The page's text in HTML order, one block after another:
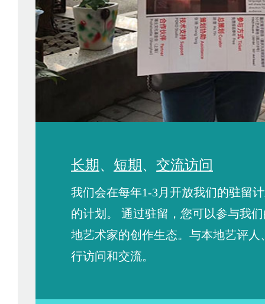
长期、 短期、 交流访问
我们会在每年1-3月开放我们的驻留
的计划。 通过驻留，您可以参与我
地艺术家的创作生态。与本地艺评人
行访问和交流。